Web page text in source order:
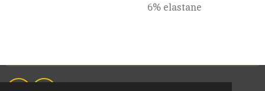
6% elastane